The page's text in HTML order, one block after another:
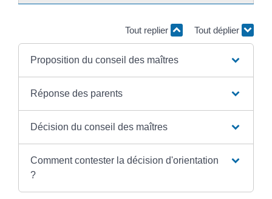
Tout replier Tout déplier
Proposition du conseil des maîtres
Réponse des parents
Décision du conseil des maîtres
Comment contester la décision d'orientation
?